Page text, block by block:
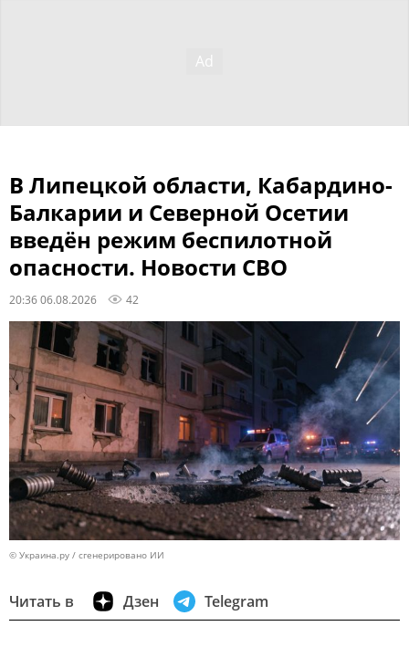
В Липецкой области, Кабардино-
Балкарии и Северной Осетии
введён режим беспилотной
опасности. Новости СВО
20:36 06.08.2026 42
© Украина.ру / сгенерировано ИИ
Читать в Дзен Telegram